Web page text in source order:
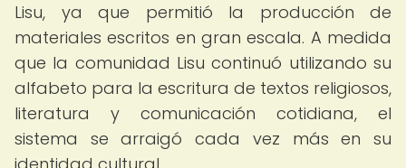
Lisu, ya que permitió la producción de
materiales escritos en gran escala. A medida
que la comunidad Lisu continuó utilizando su
alfabeto para la escritura de textos religiosos,
literatura y comunicación cotidiana, el
sistema se arraigó cada vez más en su